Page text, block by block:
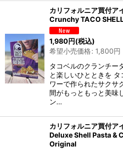
カリフォルニア買付ア
Crunchy TACO
1,980円(税込)
希望小売価格: 1,800円
タコベルのクランチー
と楽しいひとときを
ワーで作られたサクサ
間がもっともっと美味
ン…
カリフォルニア買付ア
Deluxe Shell Pasta &
Original